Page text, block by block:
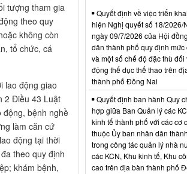
tượng tham gia
theo quy
không còn
tổ chức, cá
lao động giao
2 Điều 43 Luật
bệnh nghề
làm căn cứ
động tại thời
theo quy định
khám bệnh,
Quyết định về việc triển
hiện Nghị quyết số 18/2026/
ngày 09/7/2026 của Hội
dân thành phố quy định mức
và một số chế độ đặc thù đối
động thể dục thể thao trên
thành phố Đồng Nai
Quyết định ban hành Quy
hợp giữa Ban Quản lý các
kinh tế thành phố với các cơ
thuộc Ủy ban nhân dân
trong công tác quản lý nhà
các KCN, Khu kinh tế, Khu
cao trên địa bàn thành phố